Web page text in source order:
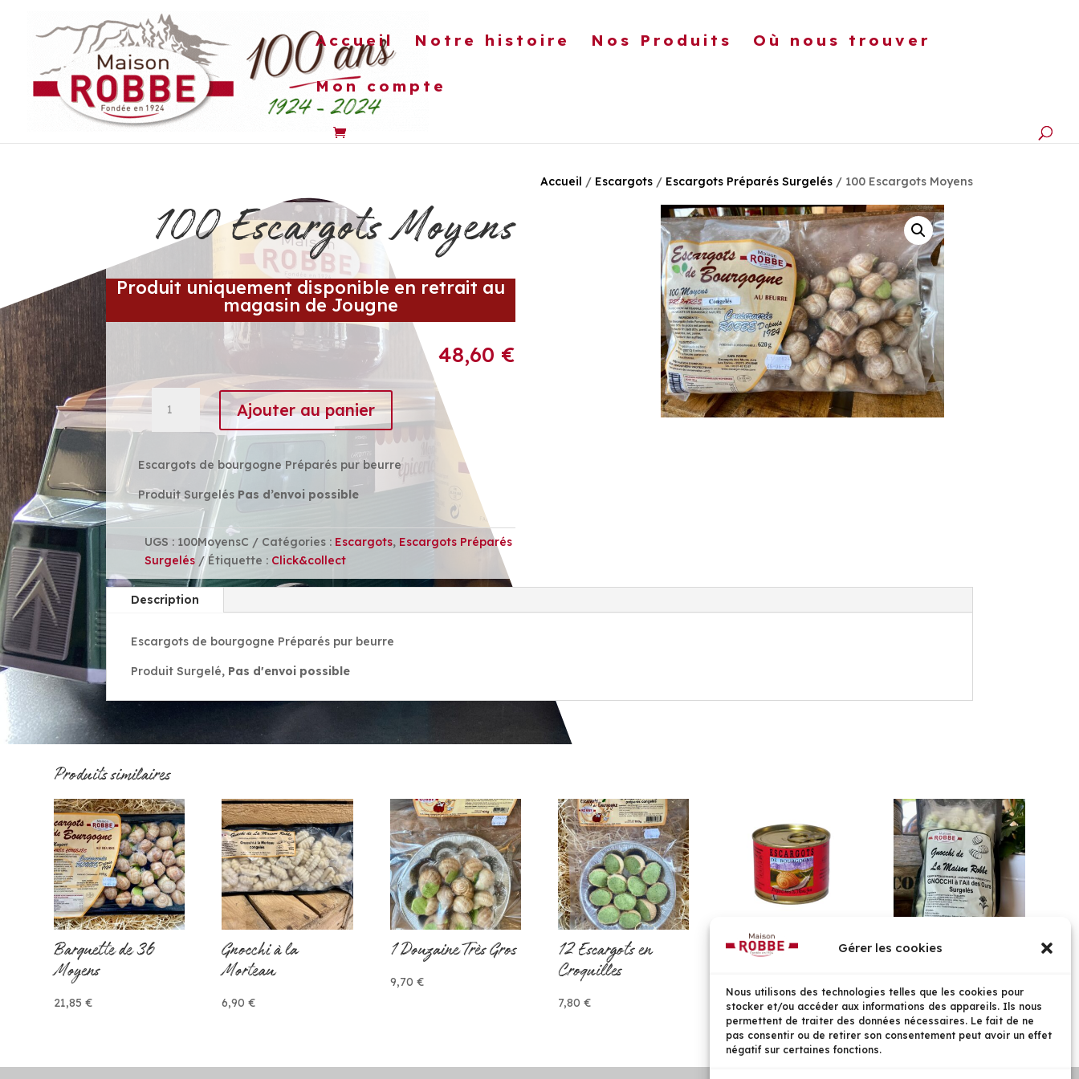
Gérer les cookies
Nous utilisons des technologies telles que les cookies pour
stocker et/ou accéder aux informations des appareils. Ils nous
permettent de traiter des données nécessaires. Le fait de ne
pas consentir ou de retirer son consentement peut avoir un effet
négatif sur certaines fonctions.
Accueil Notre histoire Nos Produits Où nous trouver
Mon compte
ESCARGOTS PLATS PRÉPARÉS
Accueil / Escargots / Escargots Préparés Surgelés / 100 Escargots Moyens
100 Escargots Moyens
Produit uniquement disponible en retrait au
magasin de Jougne
48,60 €
quantité
de
100
Moyens
Ajouter au panier
Escargots de bourgogne Préparés pur beurre
Produit Surgelés Pas d’envoi possible
UGS : 100MoyensC Catégories : Escargots, Escargots Préparés
Surgelés
Étiquette : Click&collect
Description
Escargots de bourgogne Préparés pur beurre
Produit Surgelé, Pas d'envoi possible
Produits similaires
Barquette de 36
Moyens
21,85€
Gnocchi à la
Morteau
6,90€
1 Douzaine Très Gros
9,70 €
12 Escargots en
Croquilles
7,80 €
Escargots Petits Non
7,85€–31,35€
Gnocchi à l’ail des
5,10€